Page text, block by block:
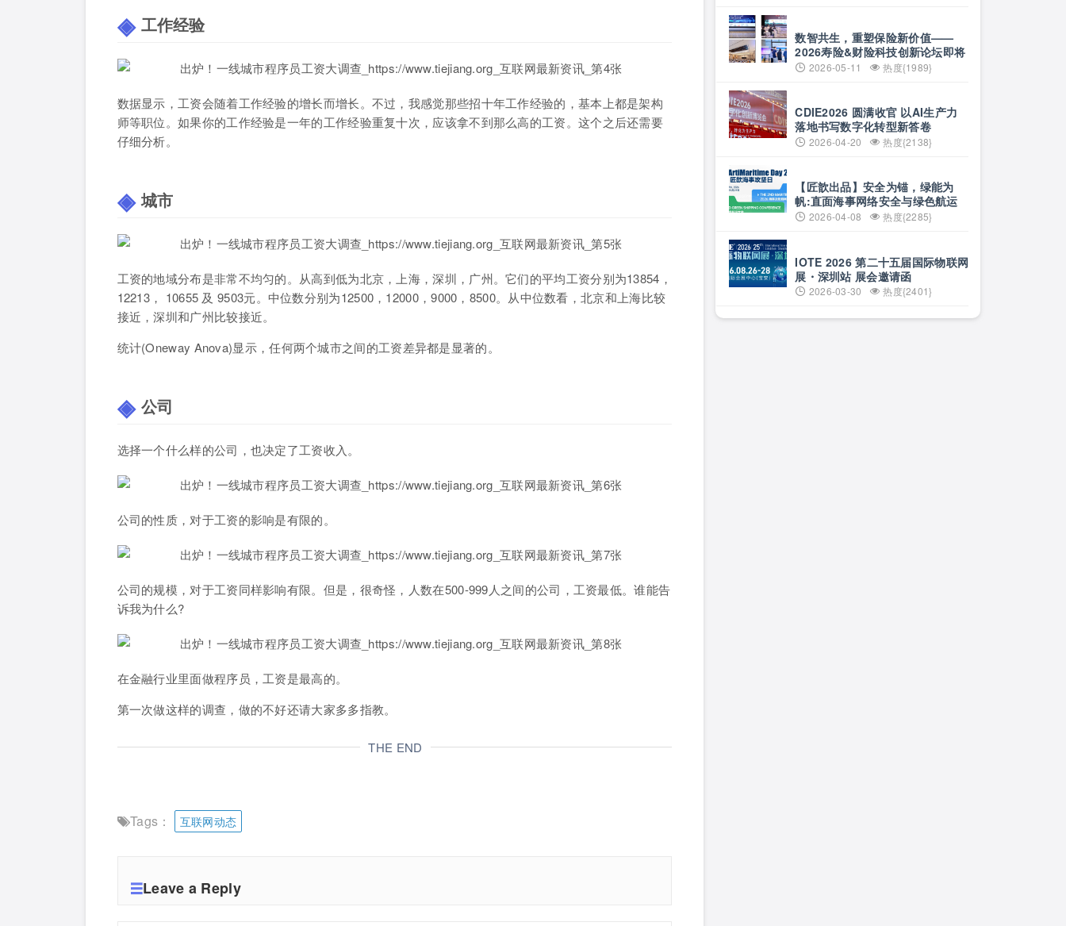
工作经验
数据显示，工资会随着工作经验的增长而增长。不过，我感觉那些招十年工作经验的，基本上都是架构
师等职位。如果你的工作经验是一年的工作经验重复十次，应该拿不到那么高的工资。这个之后还需要
仔细分析。
城市
工资的地域分布是非常不均匀的。从高到低为北京，上海，深圳，广州。它们的平均工资分别为13854，
12213， 10655 及 9503元。中位数分别为12500，12000，9000，8500。从中位数看，北京和上海比较
接近，深圳和广州比较接近。
统计(Oneway Anova)显示，任何两个城市之间的工资差异都是显著的。
公司
选择一个什么样的公司，也决定了工资收入。
公司的性质，对于工资的影响是有限的。
公司的规模，对于工资同样影响有限。但是，很奇怪，人数在500-999人之间的公司，工资最低。谁能告
诉我为什么?
在金融行业里面做程序员，工资是最高的。
第一次做这样的调查，做的不好还请大家多多指教。
THE END
Tags： 互联网动态
Leave a Reply
数智共生，重塑保险新价值——
2026寿险&财险科技创新论坛即将
启幕2026-05-11 热度{1989}
CDIE2026 圆满收官 以AI生产力
落地书写数字化转型新答卷
2026-04-20 热度{2138}
【匠歆出品】安全为锚，绿能为
帆:直面海事网络安全与绿色航运
的双重挑战@The ArtiMaritime
2026-04-08 热度{2285}
IOTE 2026 第二十五届国际物联网
展・深圳站 展会邀请函
2026-03-30 热度{2401}